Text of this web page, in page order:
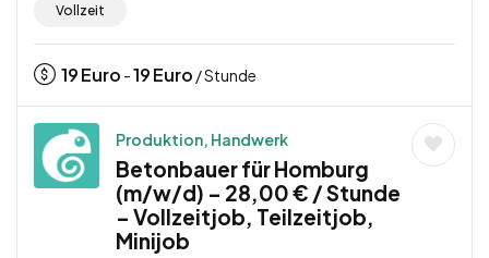
Vollzeit
19Euro -19Euro / Stunde
Produktion, Handwerk
Betonbauer für Homburg
(m/w/d) – 28,00 € / Stunde
– Vollzeitjob, Teilzeitjob,
Minijob